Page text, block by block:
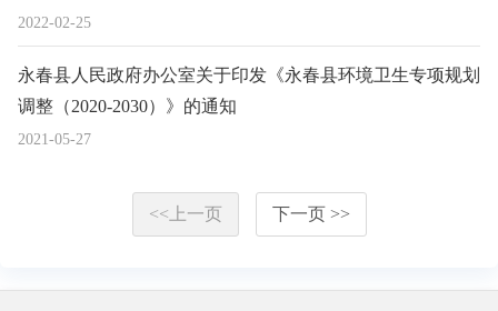
2022-02-25
2021-05-27
永春县人民政府办公室关于印发《永春县环境卫生专项规划
调整（2020-2030）》的通知
<<上一页 下一页 >>